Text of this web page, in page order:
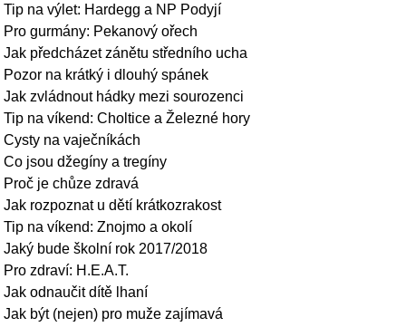
Tip na výlet: Hardegg a NP Podyjí
Pro gurmány: Pekanový ořech
Jak předcházet zánětu středního ucha
Pozor na krátký i dlouhý spánek
Jak zvládnout hádky mezi sourozenci
Tip na víkend: Choltice a Železné hory
Cysty na vaječníkách
Co jsou džegíny a tregíny
Proč je chůze zdravá
Jak rozpoznat u dětí krátkozrakost
Tip na víkend: Znojmo a okolí
Jaký bude školní rok 2017/2018
Pro zdraví: H.E.A.T.
Jak odnaučit dítě lhaní
Jak být (nejen) pro muže zajímavá